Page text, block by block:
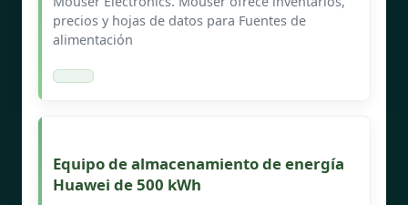
precios y hojas de datos para Fuentes de
alimentación
Equipo de almacenamiento de energía
Huawei de 500 kWh